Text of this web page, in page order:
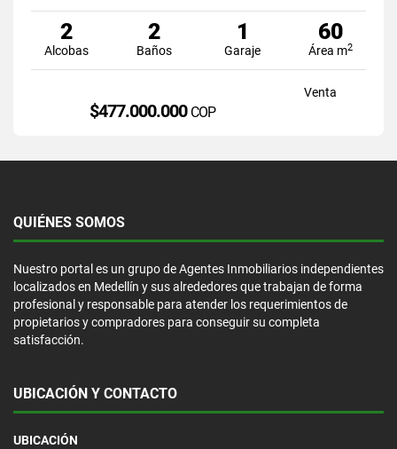
2
Alcobas
2
Baños
1
Garaje
60
Área m2
Venta
$477.000.000 COP
QUIÉNES SOMOS
Nuestro portal es un grupo de Agentes Inmobiliarios independientes
localizados en Medellín y sus alrededores que trabajan de forma
profesional y responsable para atender los requerimientos de
propietarios y compradores para conseguir su completa
satisfacción.
UBICACIÓN Y CONTACTO
UBICACIÓN